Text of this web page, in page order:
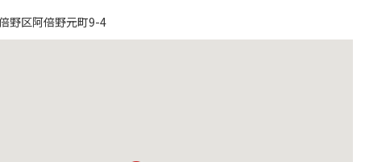
野区阿倍野元町9-4